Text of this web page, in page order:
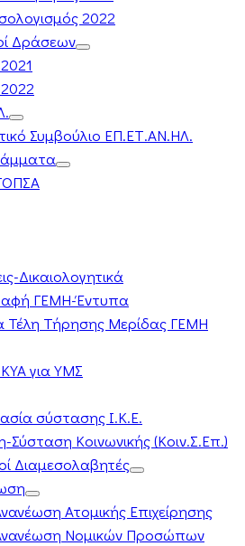
2022
Δράσεων
Συμβούλιο ΕΠ.ΕΤ.ΑΝ.ΗΛ.
Δικαιολογητικά
ΓΕΜΗ-Έντυπα
Τέλη Τήρησης Μερίδας ΓΕΜΗ
για ΥΜΣ
σύστασης Ι.Κ.Ε.
Σύσταση Κοινωνικής (Κοιν.Σ.Επ.)
Διαμεσολαβητές
Ατομικής Επιχείρησης
Νομικών Προσώπων